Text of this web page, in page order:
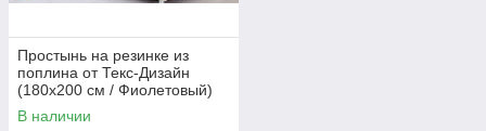
Простынь на резинке из
поплина от Текс-Дизайн
(180х200 см / Фиолетовый)
В наличии